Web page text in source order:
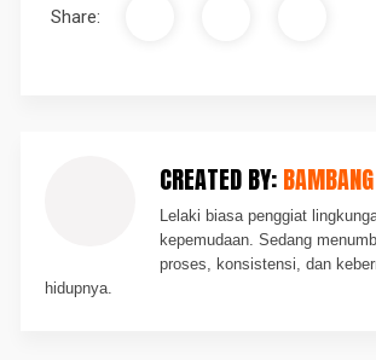
Share:
CREATED BY:
Lelaki biasa penggiat
kepemudaan. Sedang
proses, konsistensi, dan
hidupnya.